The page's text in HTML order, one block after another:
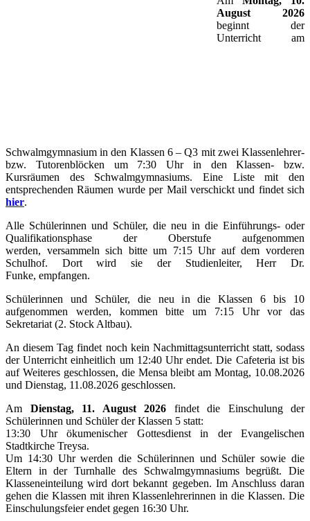
August
2026
beginnt der
Unterricht am
Schwalmgymnasium in den Klassen 6 – Q3 mit zwei Klassenlehrer-
bzw. Tutorenblöcken um 7:30 Uhr in den Klassen- bzw.
Kursräumen des Schwalmgymnasiums. Eine Liste mit den
entsprechenden Räumen wurde per Mail verschickt und findet sich
hier.
Alle Schülerinnen und Schüler, die neu in die Einführungs- oder
Qualifikationsphase der Oberstufe aufgenommen
werden, versammeln sich bitte um 7:15 Uhr auf dem vorderen
Schulhof. Dort wird sie der Studienleiter, Herr Dr.
Funke, empfangen.
Schülerinnen und Schüler, die neu in die Klassen 6 bis 10
aufgenommen werden, kommen bitte um 7:15 Uhr vor das
Sekretariat (2. Stock Altbau).
An diesem Tag findet noch kein Nachmittagsunterricht statt, sodass
der Unterricht einheitlich um 12:40 Uhr endet. Die Cafeteria ist bis
auf Weiteres geschlossen, die Mensa bleibt am Montag, 10.08.2026
und Dienstag, 11.08.2026 geschlossen.
Am Dienstag, 11. August 2026 findet die Einschulung der
Schülerinnen und Schüler der Klassen 5 statt:
13:30 Uhr ökumenischer Gottesdienst in der Evangelischen
Stadtkirche Treysa.
Um 14:30 Uhr werden die Schülerinnen und Schüler sowie die
Eltern in der Turnhalle des Schwalmgymnasiums begrüßt. Die
Klasseneinteilung wird dort bekannt gegeben. Im Anschluss daran
gehen die Klassen mit ihren Klassenlehrerinnen in die Klassen. Die
Einschulungsfeier endet gegen 16:30 Uhr.